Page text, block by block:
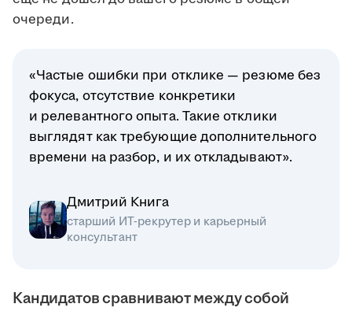
очереди.
«Частые ошибки при отклике — резюме без
фокуса, отсутствие конкретики
и релевантного опыта. Такие отклики
выглядят как требующие дополнительного
времени на разбор, и их откладывают».
Дмитрий Книга
старший ИТ-рекрутер и карьерный
консультант
Кандидатов сравнивают между собой